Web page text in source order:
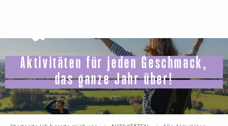
Aktivitäten für jeden Geschmack,
das ganze Jahr über!